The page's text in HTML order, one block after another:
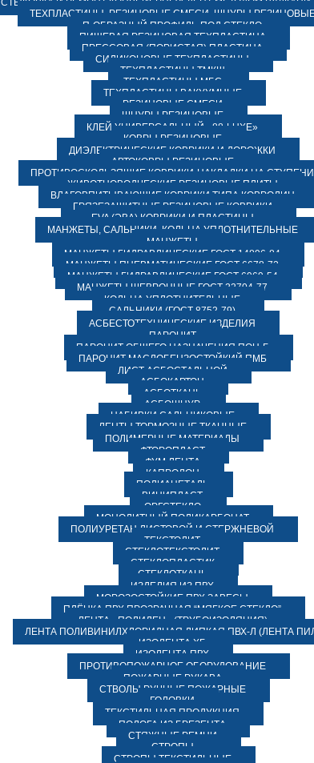
СТЫКОВКА И РЕМОНТ КОНВЕЙЕРНЫХ ЛЕНТ МЕТОДОМ
ТЕХПЛАСТИНЫ, РЕЗИНОВЫЕ СМЕСИ, ШНУРЫ
П-ОБРАЗНЫЙ ПРОФИЛЬ ПОД СТЕКЛО
ПИЩЕВАЯ РЕЗИНОВАЯ ТЕХПЛАСТИНА
ПРЕССОВАЯ (ПОРИСТАЯ) ПЛАСТИНА
СИЛИКОНОВЫЕ ТЕХПЛАСТИНЫ
ТЕХПЛАСТИНЫ ТМКЩ
ТЕХПЛАСТИНЫ МБС
ТЕХПЛАСТИНЫ ВАКУУМНЫЕ
РЕЗИНОВЫЕ СМЕСИ
ШНУРЫ РЕЗИНОВЫЕ
КЛЕЙ УНИВЕРСАЛЬНЫЙ «88-LUXE»
КОВРЫ РЕЗИНОВЫЕ
ДИЭЛЕКТРИЧЕСКИЕ КОВРИКИ И ДОРОЖКИ
АВТОКОВРЫ РЕЗИНОВЫЕ
ПРОТИВОСКОЛЬЗЯЩИЕ КОВРИКИ-НАКЛАДКИ НА СТУПЕНИ
ЖИВОТНОВОДЧЕСКИЕ РЕЗИНОВЫЕ ПЛИТЫ
ВЛАГОВПИТЫВАЮЩИЕ КОВРИКИ ТИПА КОВРОЛИН
ГРЯЗЕЗАЩИТНЫЕ РЕЗИНОВЫЕ КОВРИКИ
EVA (ЭВА) КОВРИКИ И ПЛАСТИНЫ
МАНЖЕТЫ, САЛЬНИКИ, КОЛЬЦА УПЛОТНИТЕЛЬНЫЕ
МАНЖЕТЫ
МАНЖЕТЫ ГИДРАВЛИЧЕСКИЕ ГОСТ 14896-84
МАНЖЕТЫ ПНЕВМАТИЧЕСКИЕ ГОСТ 6678-72
МАНЖЕТЫ ГИДРАВЛИЧЕСКИЕ ГОСТ 6969-54
МАНЖЕТЫ ШЕВРОННЫЕ ГОСТ 22704-77
КОЛЬЦА УПЛОТНИТЕЛЬНЫЕ
САЛЬНИКИ (ГОСТ 8752-79)
АСБЕСТОТЕХНИЧЕСКИЕ ИЗДЕЛИЯ
ПАРОНИТ
ПАРОНИТ ОБЩЕГО НАЗНАЧЕНИЯ ПОН-Б
ПАРОНИТ МАСЛОБЕНЗОСТОЙКИЙ ПМБ
ЛИСТ АСБОСТАЛЬНОЙ
АСБОКАРТОН
АСБОТКАНЬ
АСБОШНУР
НАБИВКИ САЛЬНИКОВЫЕ
ЛЕНТЫ ТОРМОЗНЫЕ ТКАННЫЕ
ПОЛИМЕРНЫЕ МАТЕРИАЛЫ
ФТОРОПЛАСТ
ФУМ ЛЕНТА
КАПРОЛОН
ПОЛИАЦЕТАЛЬ
ВИНИПЛАСТ
ОРГСТЕКЛО
МОНОЛИТНЫЙ ПОЛИКАРБОНАТ
ПОЛИУРЕТАН ЛИСТОВОЙ И СТЕРЖНЕВОЙ
ТЕКСТОЛИТ
СТЕКЛОТЕКСТОЛИТ
СТЕКЛОПЛАСТИК
СТЕКЛОТКАНЬ
ИЗДЕЛИЯ ИЗ ПВХ
МОРОЗОСТОЙКИЕ ПВХ ЗАВЕСЫ
ПЛЁНКА ПВХ ПРОЗРАЧНАЯ “МЯГКОЕ СТЕКЛО”
ЛЕНТА «ПОЛИЛЕН» (ТРУБОИЗОЛЯЦИЯ)
ЛЕНТА ПОЛИВИНИЛХЛОРИДНАЯ ЛИПКАЯ ПВХ-Л (ЛЕНТА
ИЗОЛЕНТА ХБ
ИЗОЛЕНТА ПВХ
ПРОТИВОПОЖАРНОЕ ОБОРУДОВАНИЕ
ПОЖАРНЫЕ РУКАВА
СТВОЛЫ РУЧНЫЕ ПОЖАРНЫЕ
ГОЛОВКИ
ТЕКСТИЛЬНАЯ ПРОДУКЦИЯ
ПОЛОГА ИЗ БРЕЗЕНТА
СТЯЖНЫЕ РЕМНИ
СТРОПЫ
СТРОПЫ ТЕКСТИЛЬНЫЕ